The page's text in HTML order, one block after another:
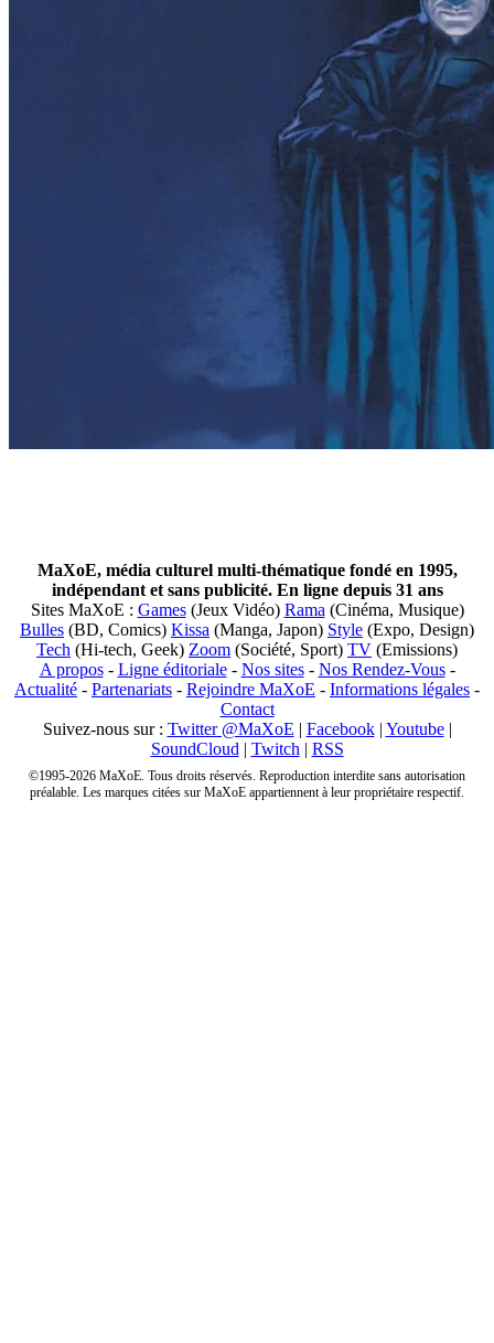
MaXoE, média culturel multi-thématique fondé en 1995,
indépendant et sans publicité. En ligne depuis 31 ans
Sites MaXoE : Games(Jeux Vidéo) Rama (Cinéma, Musique)
Bulles (BD, Comics) Kissa (Manga, Japon) Style (Expo, Design)
Tech (Hi-tech, Geek) Zoom (Société, Sport) TV (Emissions)
A propos- Ligne éditoriale- Nos sites- Nos Rendez-Vous-
Actualité - Partenariats - Rejoindre MaXoE - Informations légales -
Contact
Suivez-nous sur : Twitter @MaXoE | Facebook| Youtube|
SoundCloud | Twitch | RSS
©1995-2026 MaXoE. Tous droits réservés. Reproduction interdite sans autorisation
préalable. Les marques citées sur MaXoE appartiennent à leur propriétaire respectif.